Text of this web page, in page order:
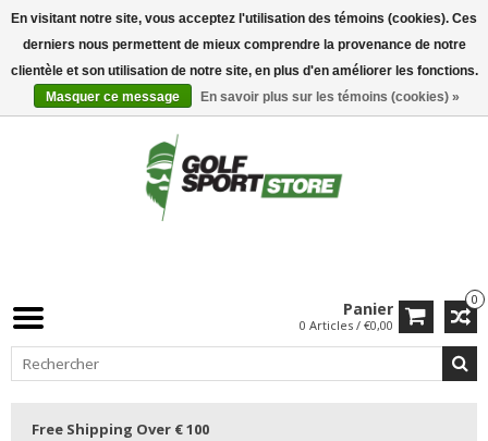
0
Panier
0 Articles / €0,00
Free Shipping Over € 100
En visitant notre site, vous acceptez l'utilisation des témoins (cookies). Ces
derniers nous permettent de mieux comprendre la provenance de notre
clientèle et son utilisation de notre site, en plus d'en améliorer les fonctions.
Masquer ce message
En savoir plus sur les témoins (cookies) »